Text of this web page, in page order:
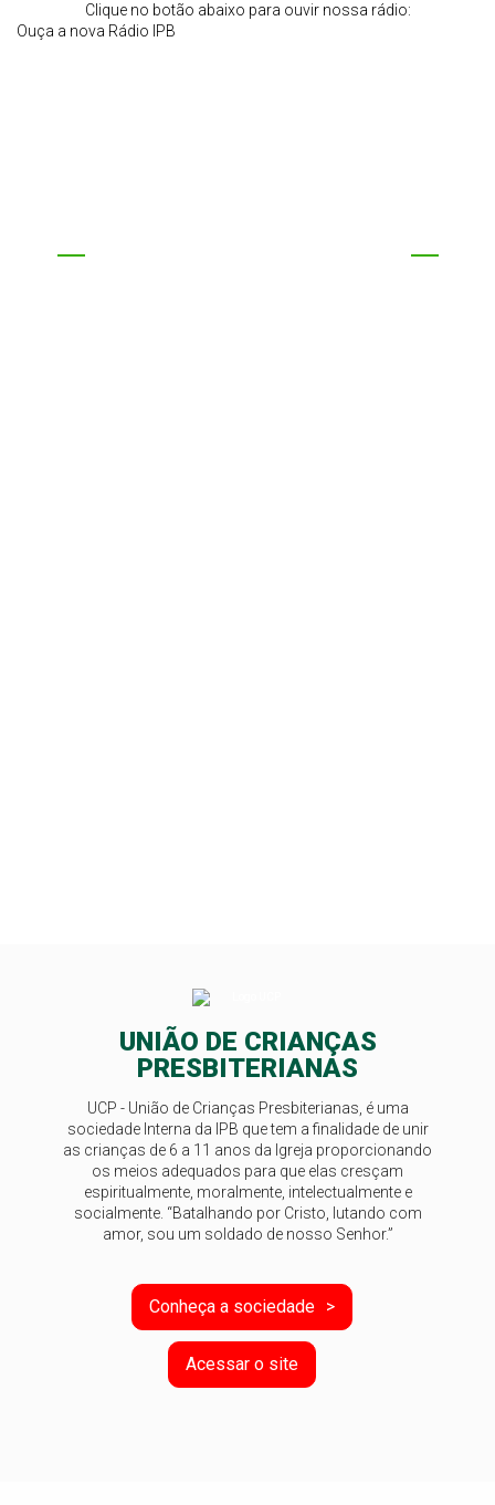
Clique no botão abaixo para ouvir nossa rádio:
Ouça a nova Rádio IPB
UNIÃO DE CRIANÇAS
PRESBITERIANAS
UCP - União de Crianças Presbiterianas, é uma
sociedade Interna da IPB que tem a finalidade de unir
as crianças de 6 a 11 anos da Igreja proporcionando
os meios adequados para que elas cresçam
espiritualmente, moralmente, intelectualmente e
socialmente. “Batalhando por Cristo, lutando com
amor, sou um soldado de nosso Senhor.”
Conheça a sociedade
Acessar o site